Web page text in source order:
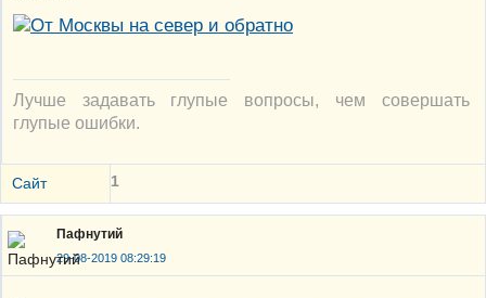
Лучше задавать глупые вопросы, чем совершать
глупые ошибки.
Сайт 1
Пафнутий
29-08-2019 08:29:19